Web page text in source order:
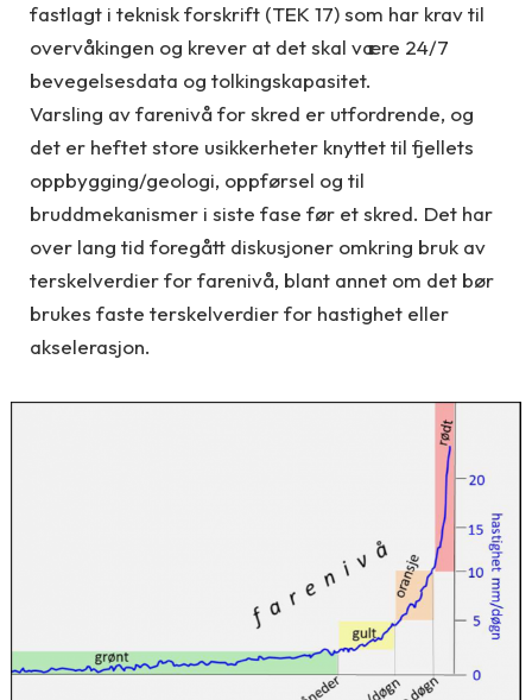
fastlagt i teknisk forskrift (TEK 17) som har krav til
overvåkingen og krever at det skal være 24/7
bevegelsesdata og tolkingskapasitet.
Varsling av farenivå for skred er utfordrende, og
det er heftet store usikkerheter knyttet til fjellets
oppbygging/geologi, oppførsel og til
bruddmekanismer i siste fase før et skred. Det har
over lang tid foregått diskusjoner omkring bruk av
terskelverdier for farenivå, blant annet om det bør
brukes faste terskelverdier for hastighet eller
akselerasjon.